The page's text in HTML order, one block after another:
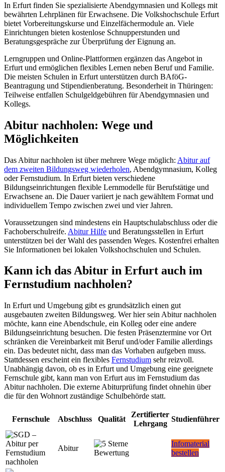
In Erfurt finden Sie spezialisierte Abendgymnasien und Kollegs mit
bewährten Lehrplänen für Erwachsene. Die Volkshochschule Erfurt
bietet Vorbereitungskurse und Einzelfächermodule an. Viele
Einrichtungen bieten kostenlose Schnupperstunden und
Beratungsgespräche zur Überprüfung der Eignung an.
Lerngruppen und Online-Plattformen ergänzen das Angebot in
Erfurt und ermöglichen flexibles Lernen neben Beruf und Familie.
Die meisten Schulen in Erfurt unterstützen durch BAföG-
Beantragung und Stipendienberatung. Besonderheit in Thüringen:
Teilweise entfallen Schulgeldgebühren für Abendgymnasien und
Kollegs.
Abitur nachholen: Wege und
Möglichkeiten
Das Abitur nachholen ist über mehrere Wege möglich: Abitur auf
dem zweiten Bildungsweg wiederholen, Abendgymnasium, Kolleg
oder Fernstudium. In Erfurt bieten verschiedene
Bildungseinrichtungen flexible Lernmodelle für Berufstätige und
Erwachsene an. Die Dauer variiert je nach gewähltem Format und
individuellem Tempo zwischen zwei und vier Jahren.
Voraussetzungen sind mindestens ein Hauptschulabschluss oder die
Fachoberschulreife. Abitur Hilfe und Beratungsstellen in Erfurt
unterstützen bei der Wahl des passenden Weges. Kostenfrei erhalten
Sie Informationen bei lokalen Volkshochschulen und Schulen.
Kann ich das Abitur in Erfurt auch im
Fernstudium nachholen?
In Erfurt und Umgebung gibt es grundsätzlich einen gut
ausgebauten zweiten Bildungsweg. Wer hier sein Abitur nachholen
möchte, kann eine Abendschule, ein Kolleg oder eine andere
Bildungseinrichtung besuchen. Die festen Präsenztermine vor Ort
schränken die Vereinbarkeit mit Beruf und/oder Familie allerdings
ein. Das bedeutet nicht, dass man das Vorhaben aufgeben muss.
Stattdessen erscheint ein flexibles Fernstudium sehr reizvoll.
Unabhängig davon, ob es in Erfurt und Umgebung eine geeignete
Fernschule gibt, kann man von Erfurt aus im Fernstudium das
Abitur nachholen. Die externe Abiturprüfung findet ohnehin über
die für den Wohnort zuständige Schulbehörde statt.
Fernschule Abschluss Qualität
Zertifierter
Lehrgang
Studienführer
Abitur
Infomaterial
bestellen